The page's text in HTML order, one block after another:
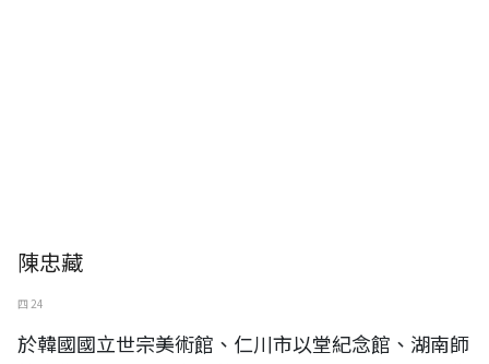
陳忠藏
四 24
於韓國國立世宗美術館、仁川市以堂紀念館、湖南師